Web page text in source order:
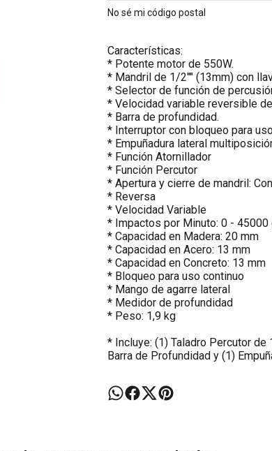
No sé mi código postal
Características:
* Potente motor de 550W.
* Mandril de 1/2"" (13mm) con
* Selector de función de
* Velocidad variable reversible
* Barra de profundidad.
* Interruptor con bloqueo para
* Empuñadura lateral
* Función Atornillador
* Función Percutor
* Apertura y cierre de mandril:
* Reversa
* Velocidad Variable
* Impactos por Minuto: 0 - 45000
* Capacidad en Madera: 20 mm
* Capacidad en Acero: 13 mm
* Capacidad en Concreto: 13 mm
* Bloqueo para uso continuo
* Mango de agarre lateral
* Medidor de profundidad
* Peso: 1,9 kg
* Incluye: (1) Taladro Percutor
Barra de Profundidad y (1)